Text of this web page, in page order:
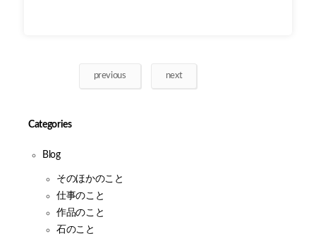
previous next
Categories
Blog
そのほかのこと
仕事のこと
作品のこと
石のこと